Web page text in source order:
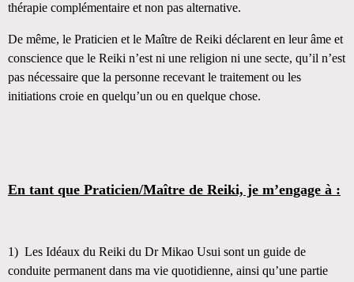
thérapie complémentaire et non pas alternative.
De même, le Praticien et le Maître de Reiki déclarent en leur âme et
conscience que le Reiki n’est ni une religion ni une secte, qu’il n’est
pas nécessaire que la personne recevant le traitement ou les
initiations croie en quelqu’un ou en quelque chose.
En tant que Praticien/Maître de Reiki, je m’engage à :
1) Les Idéaux du Reiki du Dr Mikao Usui sont un guide de
conduite permanent dans ma vie quotidienne, ainsi qu’une partie